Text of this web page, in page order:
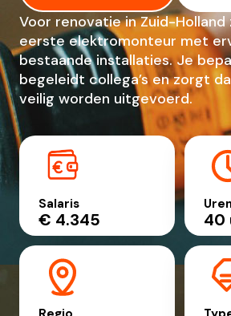
Voor renovatie in Zuid-Holland
eerste elektromonteur met
bestaande installaties. Je
begeleidt collega’s en zorgt
veilig worden uitgevoerd.
Salaris
€ 4.345
Uren
40